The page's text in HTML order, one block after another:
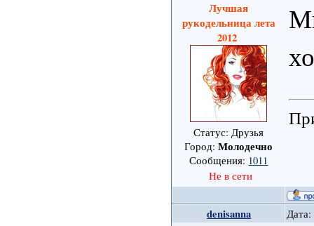
Лучшая
рукодельница лета
2012
Статус: Друзья
Город:Молодечно
Сообщения: 1011
Не в сети
denisanna Дата: